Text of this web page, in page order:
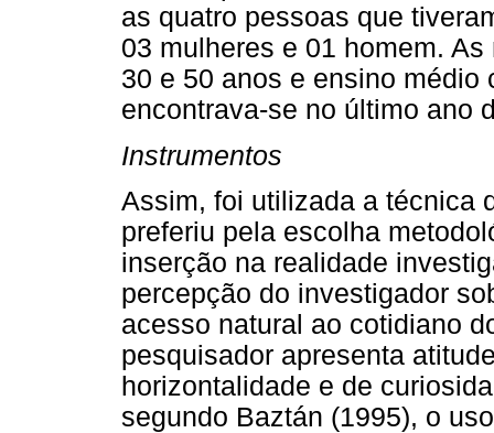
as quatro pessoas que
03 mulheres e 01 homem.
30 e 50 anos e ensino médio
encontrava-se no último ano
Instrumentos
Assim, foi utilizada a técnica
preferiu pela escolha
inserção na realidade
percepção do investigador
acesso natural ao cotidiano
pesquisador apresenta
horizontalidade e de
segundo Baztán (1995), o